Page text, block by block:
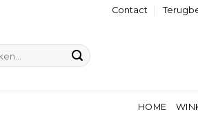
Contact
HOME